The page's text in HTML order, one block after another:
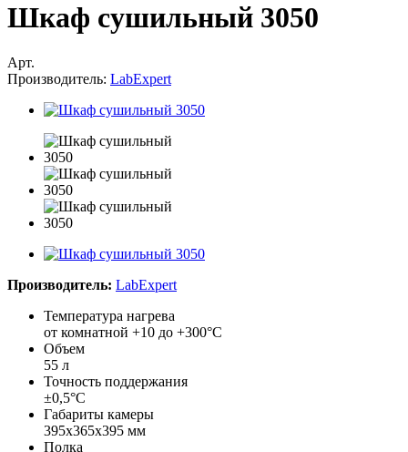
Шкаф сушильный 3050
Арт.
Производитель: LabExpert
Производитель: LabExpert
Температура нагрева
от комнатной +10 до +300°С
Объем
55 л
Точность поддержания
±0,5°С
Габариты камеры
395х365х395 мм
Полка